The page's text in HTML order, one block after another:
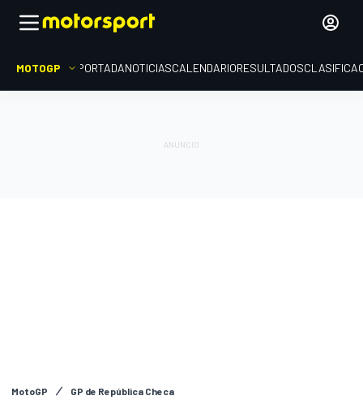
MOTOGP PORTADANOTICIASCALENDARIORESULTADOS
MotoGP GP de República Checa